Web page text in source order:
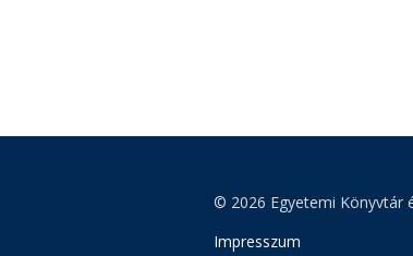
© 2026 Egyetemi Könyvtár
Impresszum